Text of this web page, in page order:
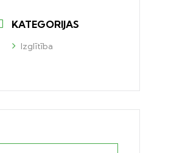
KATEGORIJAS
Izglītība